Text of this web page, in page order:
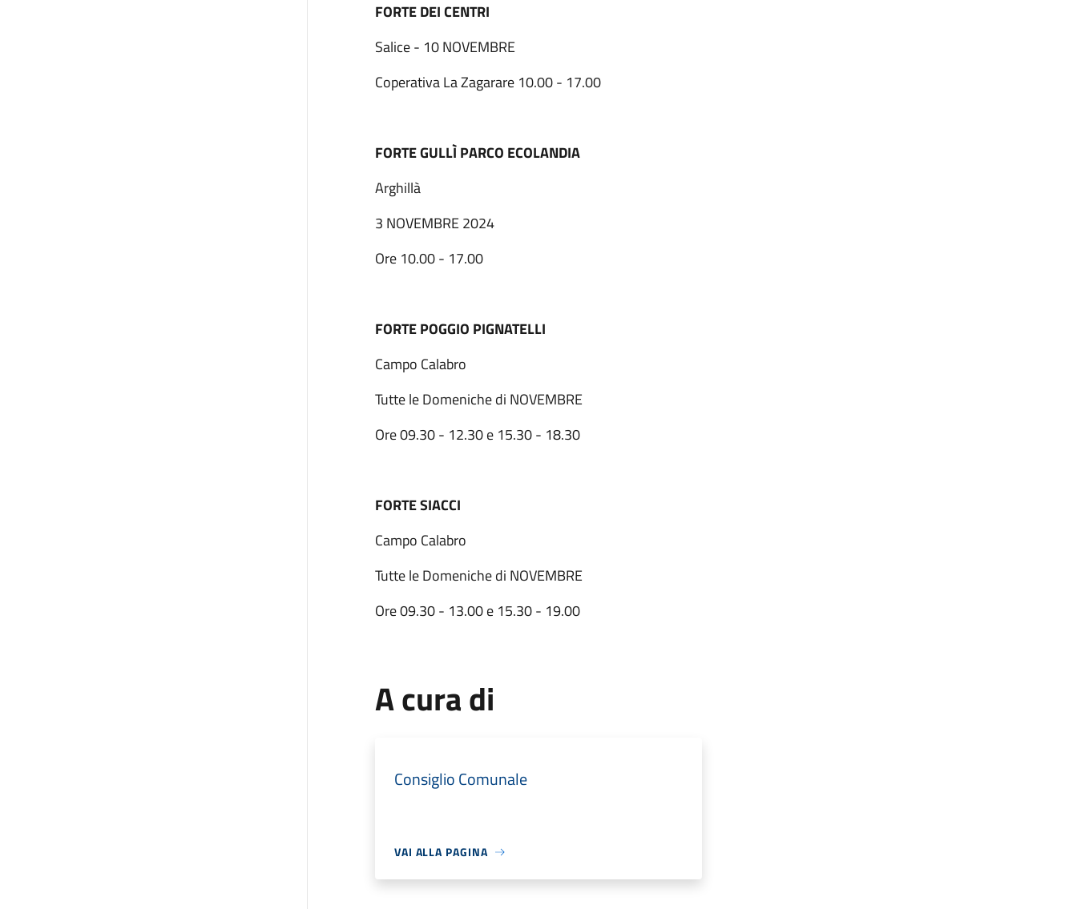
FORTE DEI CENTRI
Salice - 10 NOVEMBRE
Coperativa La Zagarare 10.00 - 17.00
FORTE GULLÌ PARCO ECOLANDIA
Arghillà
3 NOVEMBRE 2024
Ore 10.00 - 17.00
FORTE POGGIO PIGNATELLI
Campo Calabro
Tutte le Domeniche di NOVEMBRE
Ore 09.30 - 12.30 e 15.30 - 18.30
FORTE SIACCI
Campo Calabro
Tutte le Domeniche di NOVEMBRE
Ore 09.30 - 13.00 e 15.30 - 19.00
A cura di
Consiglio Comunale
VAI ALLA PAGINA